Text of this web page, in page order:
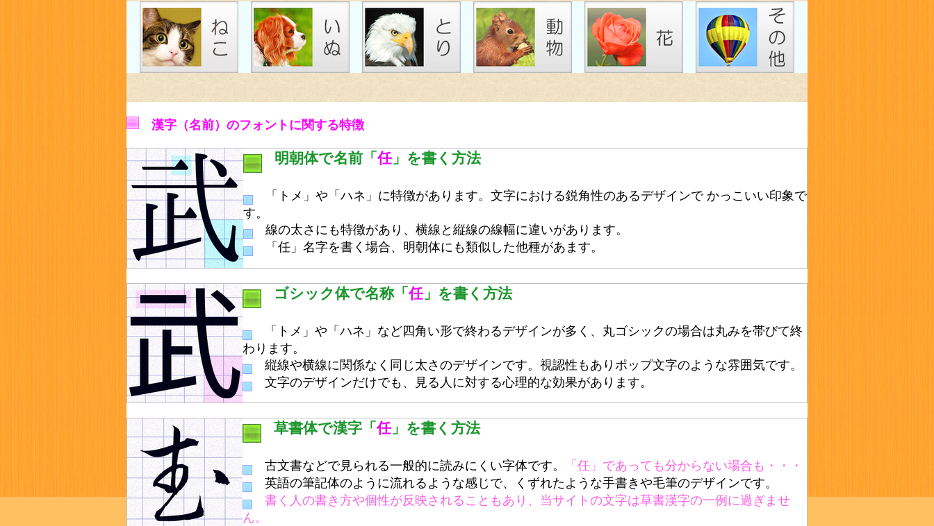
漢字（名前）のフォントに関する特徴
明朝体で名前「任」を書く方法
「トメ」や「ハネ」に特徴があります。文字における鋭角性のあるデザインで かっこいい印象で
す。
線の太さにも特徴があり、横線と縦線の線幅に違いがあります。
「任」名字を書く場合、明朝体にも類似した他種があます。
ゴシック体で名称「任」を書く方法
「トメ」や「ハネ」など四角い形で終わるデザインが多く、丸ゴシックの場合は丸みを帯びて終
わります。
縦線や横線に関係なく同じ太さのデザインです。視認性もありポップ文字のような雰囲気です。
文字のデザインだけでも、見る人に対する心理的な効果があります。
草書体で漢字「任」を書く方法
古文書などで見られる一般的に読みにくい字体です。
「任」であっても分からない場合も・・・
英語の筆記体のように流れるような感じで、くずれたような手書きや毛筆のデザインです。
書く人の書き方や個性が反映されることもあり、当サイトの文字は草書漢字の一例に過ぎませ
ん。